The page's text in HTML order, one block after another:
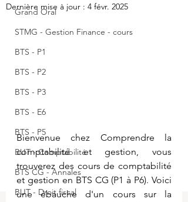
Grand Oral
STMG - Gestion Finance - cours
BTS - P1
BTS - P2
BTS - P3
BTS - E6
BTS - P5
BUT - Comptabilité
BTS CG - Annales
BUT - Droit fiscal
Dernière mise à jour : 4 févr. 2025
Bienvenue chez Comprendre la
comptabilité et gestion, vous
trouverez des cours de comptabilité
et gestion en BTS CG (P1 à P6). Voici
une ébauche d'un cours sur la